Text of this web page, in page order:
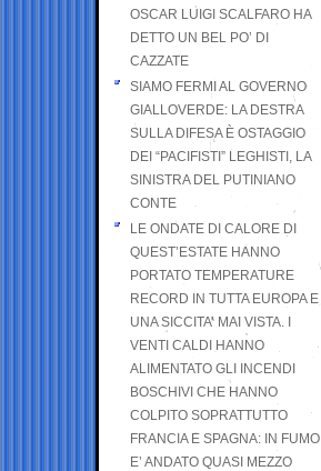
OSCAR LUIGI SCALFARO HA
DETTO UN BEL PO’ DI
CAZZATE
SIAMO FERMI AL GOVERNO
GIALLOVERDE: LA DESTRA
SULLA DIFESA È OSTAGGIO
DEI “PACIFISTI” LEGHISTI, LA
SINISTRA DEL PUTINIANO
CONTE
LE ONDATE DI CALORE DI
QUEST’ESTATE HANNO
PORTATO TEMPERATURE
RECORD IN TUTTA EUROPA E
UNA SICCITA’ MAI VISTA. I
VENTI CALDI HANNO
ALIMENTATO GLI INCENDI
BOSCHIVI CHE HANNO
COLPITO SOPRATTUTTO
FRANCIA E SPAGNA: IN FUMO
E’ ANDATO QUASI MEZZO